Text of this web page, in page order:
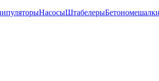
НасосыШтабелерыБетономешалки